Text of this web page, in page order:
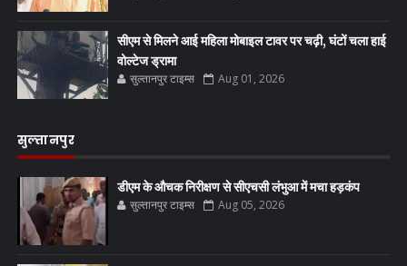
सीएम से मिलने आई महिला मोबाइल टावर पर चढ़ी, घंटों चला हाई
वोल्टेज ड्रामा
सुल्तानपुर टाइम्स Aug 01, 2026
सुल्तानपुर
डीएम के औचक निरीक्षण से सीएचसी लंभुआ में मचा हड़कंप
सुल्तानपुर टाइम्स Aug 05, 2026